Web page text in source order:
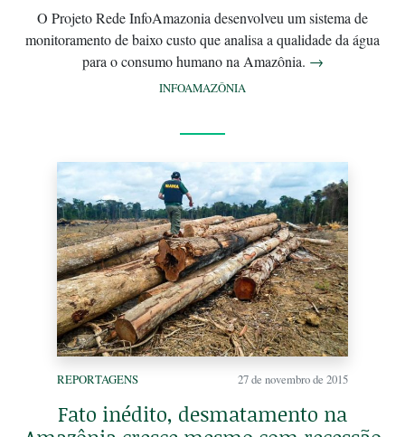
O Projeto Rede InfoAmazonia desenvolveu um sistema de
monitoramento de baixo custo que analisa a qualidade da água
para o consumo humano na Amazônia. →
INFOAMAZÔNIA
REPORTAGENS 27 de novembro de 2015
Fato inédito, desmatamento na